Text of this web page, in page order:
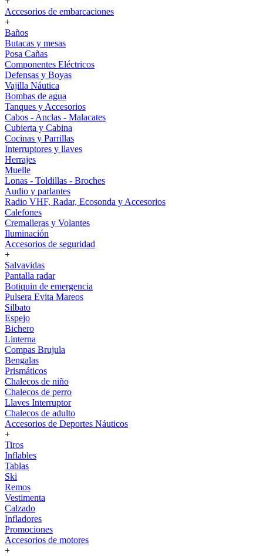
Accesorios de embarcaciones
+
Baños
Butacas y mesas
Posa Cañas
Componentes Eléctricos
Defensas y Boyas
Vajilla Náutica
Bombas de agua
Tanques y Accesorios
Cabos - Anclas - Malacates
Cubierta y Cabina
Cocinas y Parrillas
Interruptores y llaves
Herrajes
Muelle
Lonas - Toldillas - Broches
Audio y parlantes
Radio VHF, Radar, Ecosonda y Accesorios
Calefones
Cremalleras y Volantes
Iluminación
Accesorios de seguridad
+
Salvavidas
Pantalla radar
Botiquin de emergencia
Pulsera Evita Mareos
Silbato
Espejo
Bichero
Linterna
Compas Brujula
Bengalas
Prismáticos
Chalecos de niño
Chalecos de perro
Llaves Interruptor
Chalecos de adulto
Accesorios de Deportes Náuticos
+
Tiros
Inflables
Tablas
Ski
Remos
Vestimenta
Calzado
Infladores
Promociones
Accesorios de motores
+